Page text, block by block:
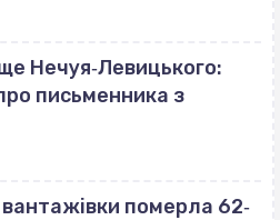
Нечуя‐Левицького:
письменника з
вантажівки померла 62‐